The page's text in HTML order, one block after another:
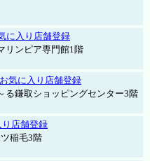
に入り店舗登録
リンピア専門館1階
お気に入り店舗登録
る鎌取ショッピングセンター3階
り店舗登録
稲毛3階